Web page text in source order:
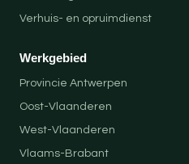
Verhuis- en opruimdienst
Werkgebied
Provincie Antwerpen
Oost-Vlaanderen
West-Vlaanderen
Vlaams-Brabant